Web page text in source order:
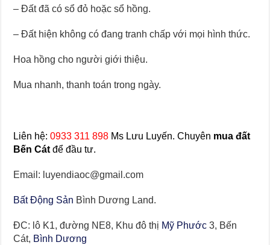
– Đất đã có sổ đỏ hoặc sổ hồng.
– Đất hiện không có đang tranh chấp với mọi hình thức.
Hoa hồng cho người giới thiệu.
Mua nhanh, thanh toán trong ngày.
Liên hệ:0933 311 898 Ms Lưu Luyến. Chuyên mua đất
Bến Cát để đầu tư.
Email: luyendiaoc@gmail.com
Bất Động Sản Bình Dương Land.
ĐC: lô K1, đường NE8, Khu đô thị Mỹ Phước 3, Bến
Cát, Bình Dương